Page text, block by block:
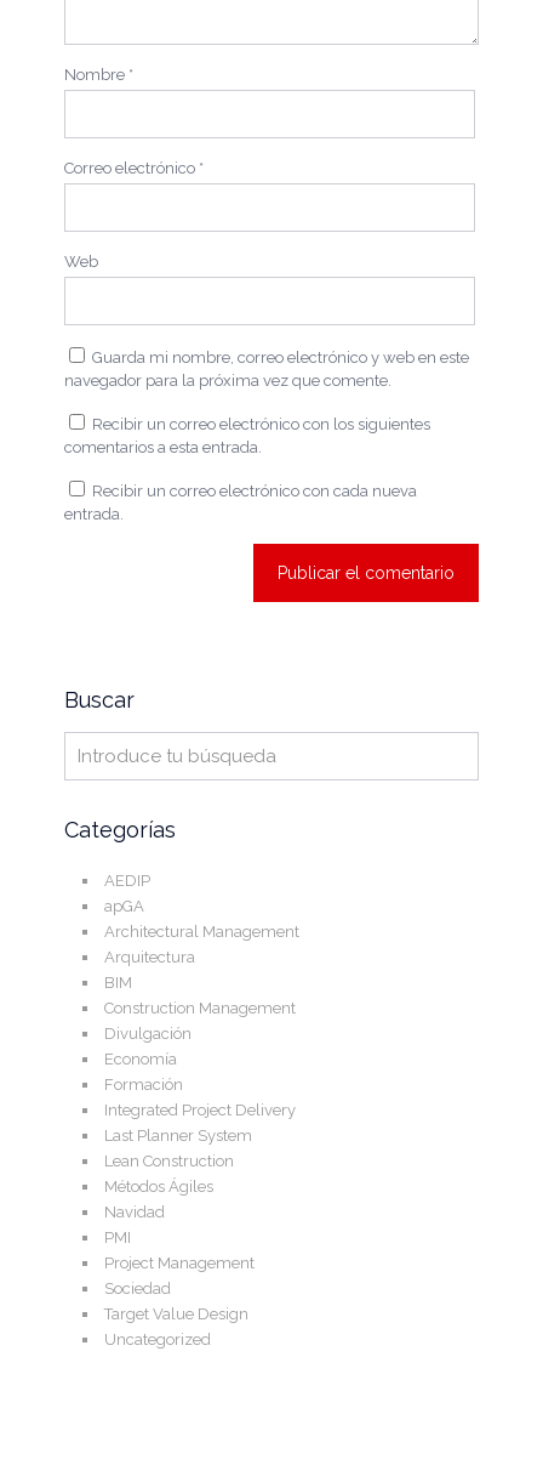
Nombre *
Correo electrónico *
Web
Guarda mi nombre, correo electrónico y web en este
navegador para la próxima vez que comente.
Recibir un correo electrónico con los siguientes
comentarios a esta entrada.
Recibir un correo electrónico con cada nueva
entrada.
Buscar
Categorías
AEDIP
apGA
Architectural Management
Arquitectura
BIM
Construction Management
Divulgación
Economía
Formación
Integrated Project Delivery
Last Planner System
Lean Construction
Métodos Ágiles
Navidad
PMI
Project Management
Sociedad
Target Value Design
Uncategorized